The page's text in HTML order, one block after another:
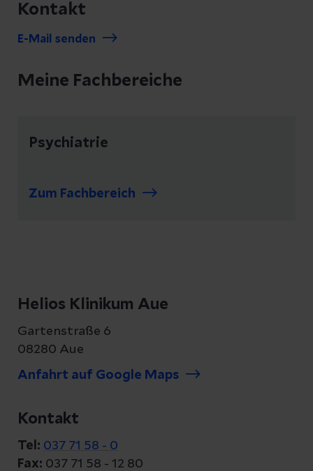
Kontakt
E-Mail senden
Meine Fachbereiche
Psychiatrie
Zum Fachbereich
Helios Klinikum Aue
Gartenstraße 6
08280 Aue
Anfahrt auf Google Maps
Kontakt
Tel: 037 71 58 - 0
Fax: 037 71 58 - 12 80